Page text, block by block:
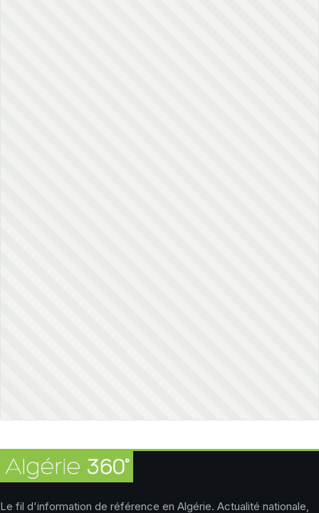
Le fil d'information de référence en Algérie. Actualité nationale,